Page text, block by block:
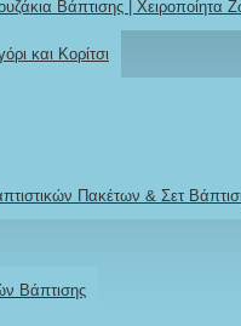
Βάπτισης | Χειροποίητα
και Κορίτσι
Πακέτων & Σετ
Βάπτισης